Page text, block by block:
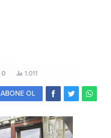
0 1.011
ABONE OL